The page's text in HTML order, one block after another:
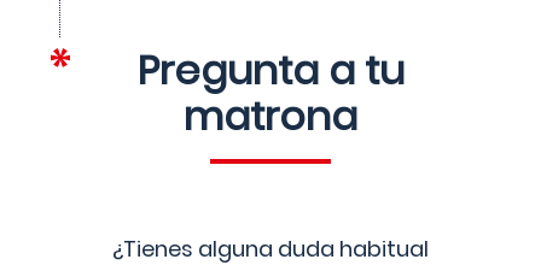
Pregunta a tu
matrona
¿Tienes alguna duda habitual